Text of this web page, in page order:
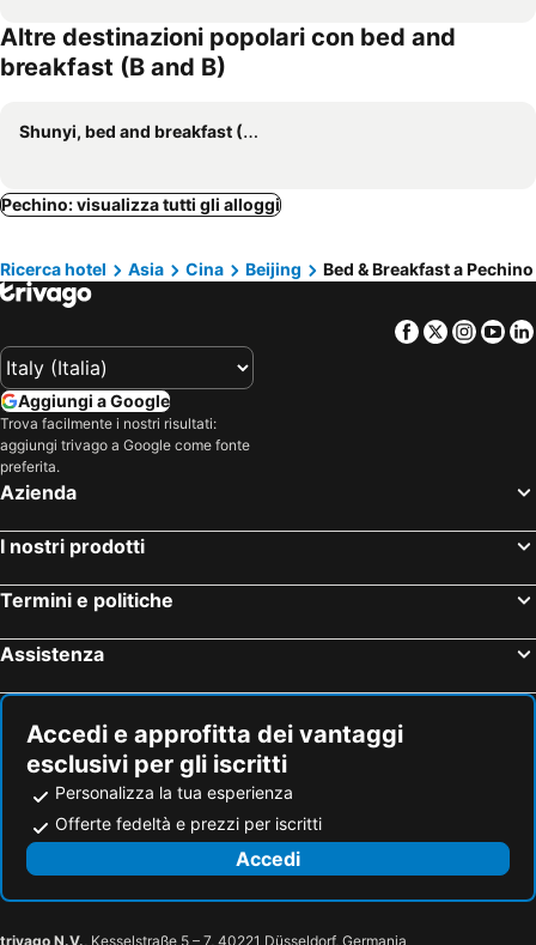
Altre destinazioni popolari con bed and
breakfast (B and B)
Shunyi, bed and breakfast (B and B)
Pechino: visualizza tutti gli alloggi
Ricerca hotel Asia Cina Beijing Bed & Breakfast a Pechino
Facebook
Twitter
Aggiungi a Google
Trova facilmente i nostri risultati:
aggiungi trivago a Google come fonte
preferita.
Azienda
I nostri prodotti
Termini e politiche
Assistenza
Accedi e approfitta dei vantaggi
esclusivi per gli iscritti
Personalizza la tua esperienza
Offerte fedeltà e prezzi per iscritti
Accedi
trivago N.V., Kesselstraße 5 – 7, 40221 Düsseldorf, Germania